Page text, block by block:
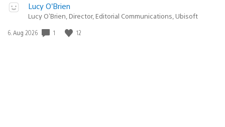
Lucy O’Brien
Lucy O’Brien, Director, Editorial Communications, Ubisoft
Veröffentlichungsdatum:
6. Aug 2026 1 12